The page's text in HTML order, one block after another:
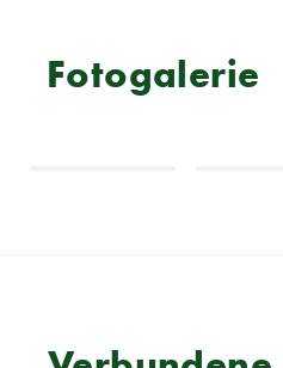
Fotogalerie